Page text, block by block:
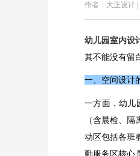
作者：大正设计
幼儿园室内设
其不能没有留
一、空间设计
一方面，幼儿
（含晨检、
动区包括各班
勤服务区核心